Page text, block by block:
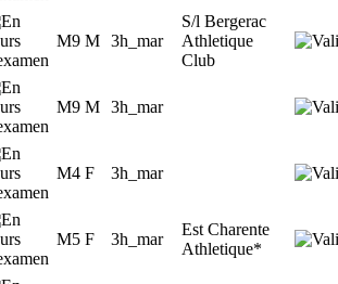
M9 M 3h_mar
S/l Bergerac
Athletique
Club
M9 M 3h_mar
M4 F 3h_mar
M5 F 3h_mar
Est Charente
Athletique*